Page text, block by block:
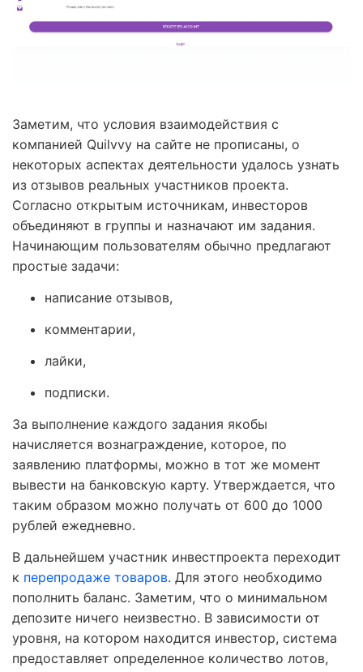
Заметим, что условия взаимодействия с
компанией Quilvvy на сайте не прописаны, о
некоторых аспектах деятельности удалось узнать
из отзывов реальных участников проекта.
Согласно открытым источникам, инвесторов
объединяют в группы и назначают им задания.
Начинающим пользователям обычно предлагают
простые задачи:
написание отзывов,
комментарии,
лайки,
подписки.
За выполнение каждого задания якобы
начисляется вознаграждение, которое, по
заявлению платформы, можно в тот же момент
вывести на банковскую карту. Утверждается, что
таким образом можно получать от 600 до 1000
рублей ежедневно.
В дальнейшем участник инвестпроекта переходит
к перепродаже товаров. Для этого необходимо
пополнить баланс. Заметим, что о минимальном
депозите ничего неизвестно. В зависимости от
уровня, на котором находится инвестор, система
предоставляет определенное количество лотов,